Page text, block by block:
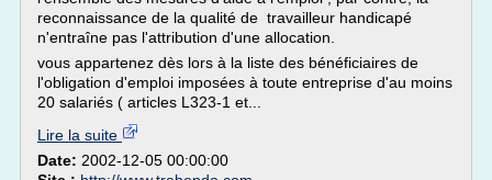
reconnaissance de la qualité de travailleur handicapé
n'entraîne pas l'attribution d'une allocation.
vous appartenez dès lors à la liste des bénéficiaires de
l'obligation d'emploi imposées à toute entreprise d'au moins
20 salariés ( articles L323-1 et...
Lire la suite
Date: 2002-12-05 00:00:00